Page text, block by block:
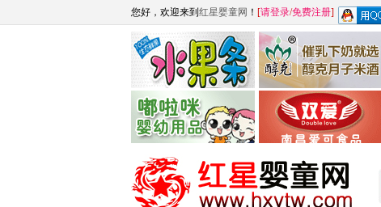
您好，欢迎来到 红星婴童网 ！ [请登录/免费注册]
江西麦嘟嘟食品有限公司
青岛嘟啦咪婴幼儿用品公司
江西醇之客月子米酒